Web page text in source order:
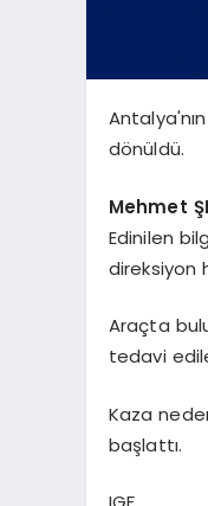
dönüldü.
Mehmet
Edinilen
direksiyon
Araçta
tedavi
Kaza
başlattı.